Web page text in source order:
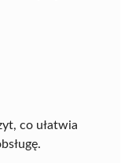
co ułatwia